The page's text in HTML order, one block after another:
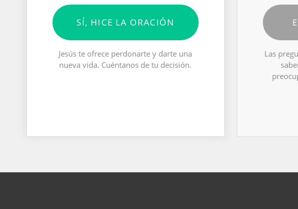
SÍ, HICE LA ORACIÓN
Jesús te ofrece perdonarte y darte una
nueva vida. Cuéntanos de tu decisión.
Las